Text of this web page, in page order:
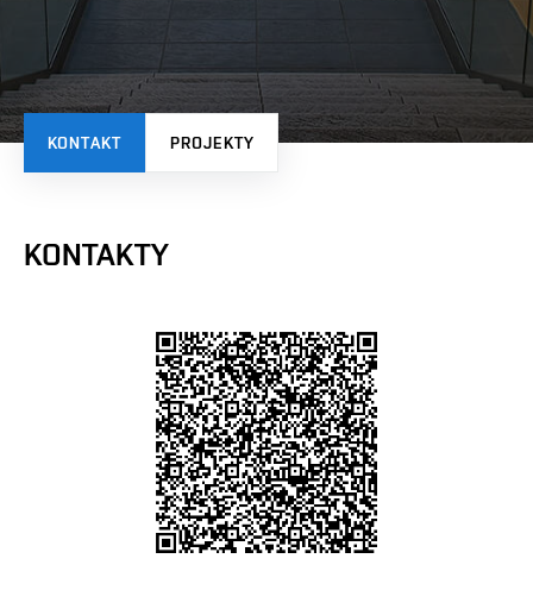
KONTAKT PROJEKTY
KONTAKTY